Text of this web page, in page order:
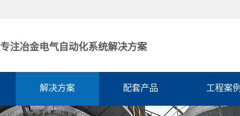
专注冶金电气自动化系统解决方案
解决方案 配套产品 工程案例